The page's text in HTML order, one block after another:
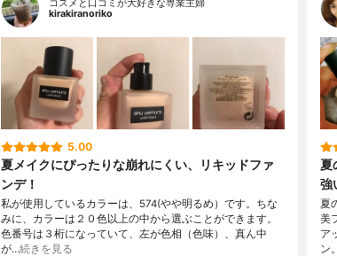
コスメと口コミが大好きな専業主婦
kirakiranoriko
5.00
夏メイクにぴったりな崩れにくい、リキッドファ
ンデ！
私が使用しているカラーは、574(やや明るめ）です。ちな
みに、カラーは２０色以上の中から選ぶことができます。
色番号は３桁になっていて、左が色相（色味）、真ん中
が…続きを見る
夏
強
夏
美
ア
ン